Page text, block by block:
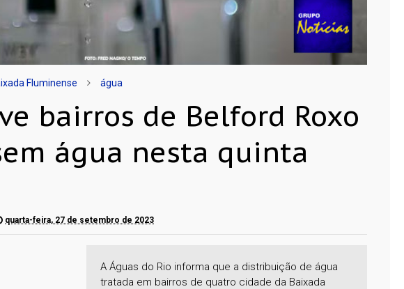
Fluminense água
bairros de Belford Roxo
água nesta quinta
quarta-feira, 27 de setembro de 2023
A Águas do Rio informa que a distribuição de água
tratada em bairros de quatro cidade da Baixada